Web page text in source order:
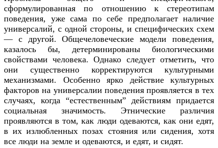
сформулированная по отношению к стереотипам
поведения, уже сама по себе предполагает наличие
универсалий, с одной стороны, и специфических схем
— с другой. Общечеловеческие модели поведения,
казалось бы, детерминированы биологическими
свойствами человека. Однако следует отметить, что
они существенно корректируются культурными
механизмами. Особенно ярко действие культурных
факторов на универсалии поведения проявляется в тех
случаях, когда “естественным” действиям придается
социальная значимость. Этнические различия
проявляются в том, как люди одеваются, как они едят,
в их излюбленных позах стояния или сидения, хотя
все люди на земле и одеваются, и едят, и сидят.